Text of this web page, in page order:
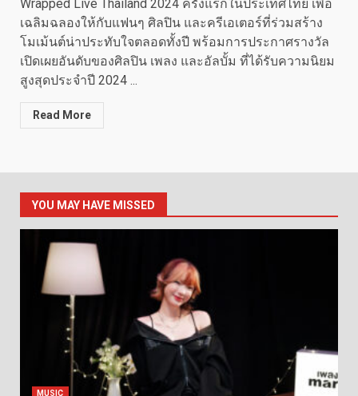
Wrapped Live Thailand 2024 ครั้งแรกในประเทศไทย เพื่อ
เฉลิมฉลองให้กับแฟนๆ ศิลปิน และครีเอเตอร์ที่ร่วมสร้าง
โมเม้นต์น่าประทับใจตลอดทั้งปี พร้อมการประกาศรางวัล
เปิดเผยอันดับของศิลปิน เพลง และอัลบั้ม ที่ได้รับความนิยม
สูงสุดประจำปี 2024 ...
Read More
YOU MAY HAVE MISSED
MUSIC